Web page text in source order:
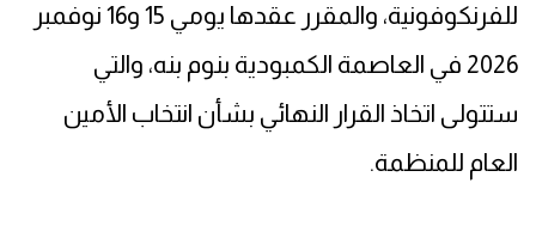
للفرنكوفونية، والمقرر عقدها يومي 15 و16 نوفمبر
2026 في العاصمة الكمبودية بنوم بنه، والتي
ستتولى اتخاذ القرار النهائي بشأن انتخاب الأمين
العام للمنظمة.